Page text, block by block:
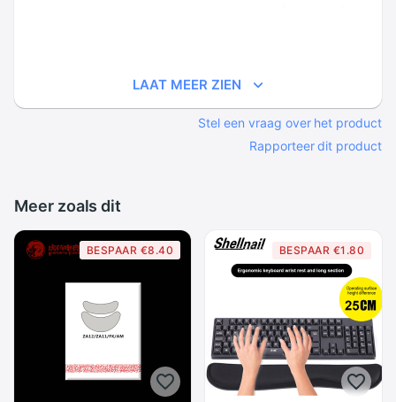
LAAT MEER ZIEN
Stel een vraag over het product
Rapporteer dit product
Meer zoals dit
BESPAAR €8.40 BESPAAR €1.80